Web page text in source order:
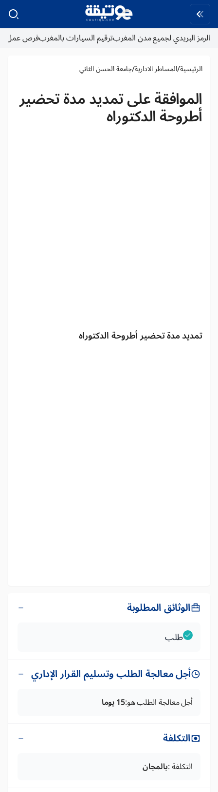
الرمز البريدي لجميع مدن المغربترقيم السيارات بالمغربفرص عمل
الرئيسية/المساطر الادارية/جامعة الحسن الثاني
الموافقة على تمديد مدة تحضير
أطروحة الدكتوراه
تمديد مدة تحضير أطروحة الدكتوراه
الوثائق المطلوبة
طلب
أجل معالجة الطلب وتسليم القرار الإداري
أجل معالجة الطلب هو:15 يوما
التكلفة
التكلفة :بالمجان